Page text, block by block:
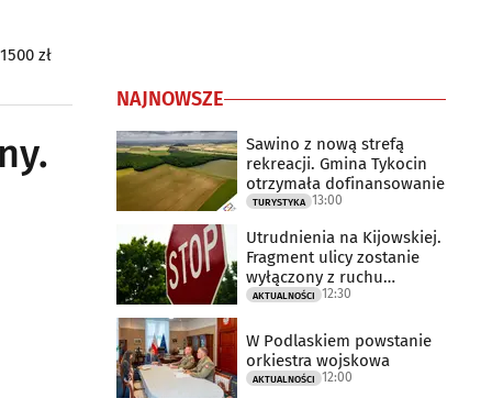
zł
NAJNOWSZE
Sawino z nową strefą
rekreacji. Gmina Tykocin
otrzymała dofinansowanie
TURYSTYKA 13:00
Utrudnienia na Kijowskiej.
Fragment ulicy zostanie
wyłączony z ruchu
drogowego
AKTUALNOŚCI 12:30
W Podlaskiem powstanie
orkiestra wojskowa
AKTUALNOŚCI 12:00